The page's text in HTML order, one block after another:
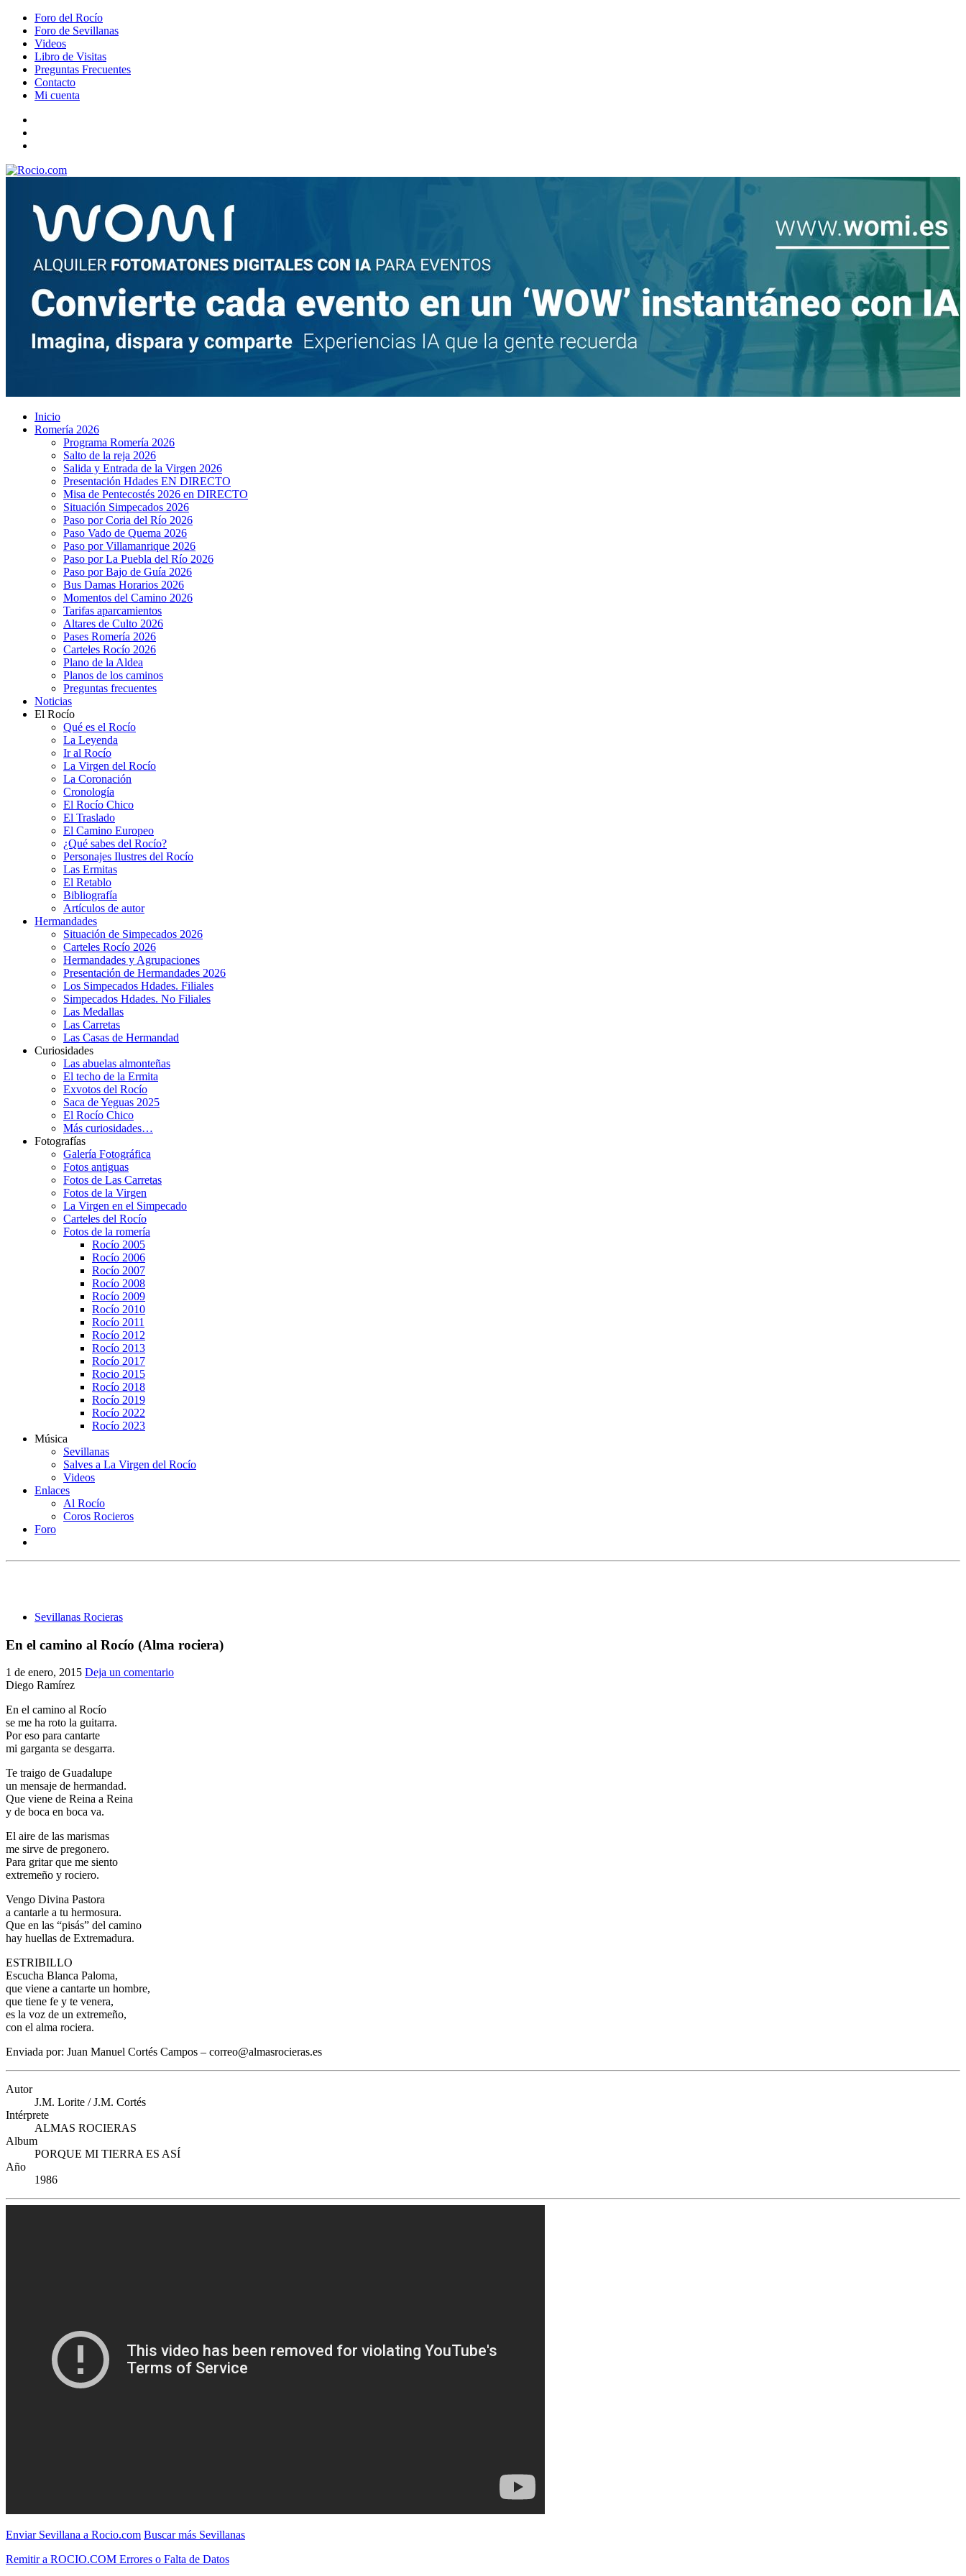
Foro del Rocío
Foro de Sevillanas
Videos
Libro de Visitas
Preguntas Frecuentes
Contacto
Mi cuenta
Inicio
Romería 2026
Programa Romería 2026
Salto de la reja 2026
Salida y Entrada de la Virgen 2026
Presentación Hdades EN DIRECTO
Misa de Pentecostés 2026 en DIRECTO
Situación Simpecados 2026
Paso por Coria del Río 2026
Paso Vado de Quema 2026
Paso por Villamanrique 2026
Paso por La Puebla del Río 2026
Paso por Bajo de Guía 2026
Bus Damas Horarios 2026
Momentos del Camino 2026
Tarifas aparcamientos
Altares de Culto 2026
Pases Romería 2026
Carteles Rocío 2026
Plano de la Aldea
Planos de los caminos
Preguntas frecuentes
Noticias
El Rocío
Qué es el Rocío
La Leyenda
Ir al Rocío
La Virgen del Rocío
La Coronación
Cronología
El Rocío Chico
El Traslado
El Camino Europeo
¿Qué sabes del Rocío?
Personajes Ilustres del Rocío
Las Ermitas
El Retablo
Bibliografía
Artículos de autor
Hermandades
Situación de Simpecados 2026
Carteles Rocío 2026
Hermandades y Agrupaciones
Presentación de Hermandades 2026
Los Simpecados Hdades. Filiales
Simpecados Hdades. No Filiales
Las Medallas
Las Carretas
Las Casas de Hermandad
Curiosidades
Las abuelas almonteñas
El techo de la Ermita
Exvotos del Rocío
Saca de Yeguas 2025
El Rocío Chico
Más curiosidades…
Fotografías
Galería Fotográfica
Fotos antiguas
Fotos de Las Carretas
Fotos de la Virgen
La Virgen en el Simpecado
Carteles del Rocío
Fotos de la romería
Rocío 2005
Rocío 2006
Rocío 2007
Rocío 2008
Rocío 2009
Rocío 2010
Rocío 2011
Rocío 2012
Rocío 2013
Rocío 2017
Rocio 2015
Rocío 2018
Rocío 2019
Rocío 2022
Rocío 2023
Música
Sevillanas
Salves a La Virgen del Rocío
Videos
Enlaces
Al Rocío
Coros Rocieros
Foro
Sevillanas Rocieras
En el camino al Rocío (Alma rociera)
1 de enero, 2015 Deja un comentario
Diego Ramírez
En el camino al Rocío
se me ha roto la guitarra.
Por eso para cantarte
mi garganta se desgarra.
Te traigo de Guadalupe
un mensaje de hermandad.
Que viene de Reina a Reina
y de boca en boca va.
El aire de las marismas
me sirve de pregonero.
Para gritar que me siento
extremeño y rociero.
Vengo Divina Pastora
a cantarle a tu hermosura.
Que en las “pisás” del camino
hay huellas de Extremadura.
ESTRIBILLO
Escucha Blanca Paloma,
que viene a cantarte un hombre,
que tiene fe y te venera,
es la voz de un extremeño,
con el alma rociera.
Enviada por: Juan Manuel Cortés Campos – correo@almasrocieras.es
Autor
J.M. Lorite / J.M. Cortés
Intérprete
ALMAS ROCIERAS
Album
PORQUE MI TIERRA ES ASÍ
Año
1986
Enviar Sevillana a Rocio.com Buscar más Sevillanas
Remitir a ROCIO.COM Errores o Falta de Datos